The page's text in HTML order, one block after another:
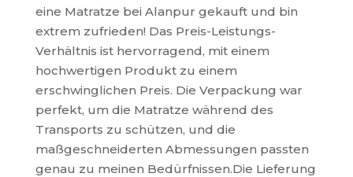
eine Matratze bei Alanpur gekauft und bin
extrem zufrieden! Das Preis-Leistungs-
Verhältnis ist hervorragend, mit einem
hochwertigen Produkt zu einem
erschwinglichen Preis. Die Verpackung war
perfekt, um die Matratze während des
Transports zu schützen, und die
maßgeschneiderten Abmessungen passten
genau zu meinen Bedürfnissen.Die Lieferung